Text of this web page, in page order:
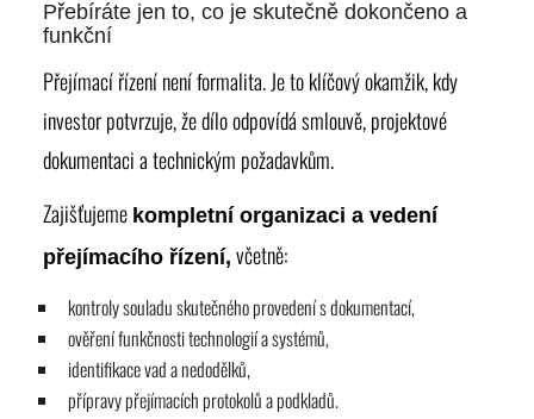
Přebíráte jen to, co je skutečně dokončeno a
funkční
Přejímací řízení není formalita. Je to klíčový okamžik, kdy
investor potvrzuje, že dílo odpovídá smlouvě, projektové
dokumentaci a technickým požadavkům.
Zajišťujeme kompletní organizaci a vedení
přejímacího řízení, včetně:
kontroly souladu skutečného provedení s dokumentací,
ověření funkčnosti technologií a systémů,
identifikace vad a nedodělků,
přípravy přejímacích protokolů a podkladů.